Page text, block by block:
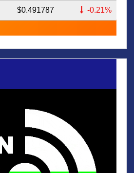
$0.491787 -0.21%